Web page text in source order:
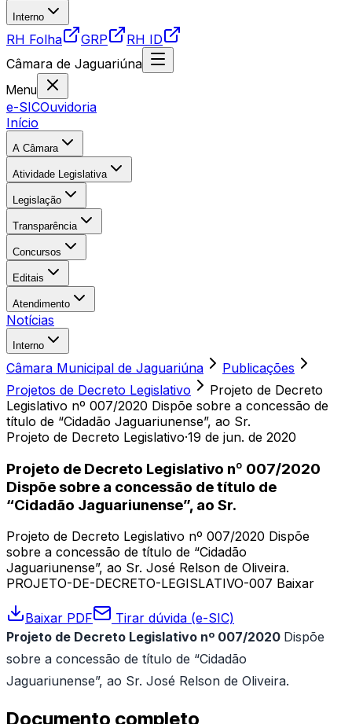
Interno
RH Folha GRP
RH ID
Câmara de Jaguariúna
Menu
e-SICOuvidoria
Início
A Câmara
Atividade Legislativa
Legislação
Transparência
Concursos
Editais
Atendimento
Notícias
Interno
Câmara Municipal de Jaguariúna
Publicações
Projetos de Decreto Legislativo
Projeto de Decreto
Legislativo nº 007/2020 Dispõe sobre a concessão de
título de “Cidadão Jaguariunense”, ao Sr.
Projeto de Decreto Legislativo·19 de jun. de 2020
Projeto de Decreto Legislativo nº 007/2020
Dispõe sobre a concessão de título de
“Cidadão Jaguariunense”, ao Sr.
Projeto de Decreto Legislativo nº 007/2020 Dispõe
sobre a concessão de título de “Cidadão
Jaguariunense”, ao Sr. José Relson de Oliveira.
PROJETO-DE-DECRETO-LEGISLATIVO-007 Baixar
Baixar PDF
Tirar dúvida (e-SIC)
Projeto de Decreto Legislativo nº 007/2020 Dispõe
sobre a concessão de título de “Cidadão
Jaguariunense”, ao Sr. José Relson de Oliveira.
Documento completo